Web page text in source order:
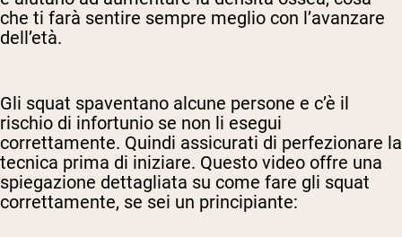
che ti farà sentire sempre meglio con l’avanzare
dell’età.
Gli squat spaventano alcune persone e c’è il
rischio di infortunio se non li esegui
correttamente. Quindi assicurati di perfezionare la
tecnica prima di iniziare. Questo video offre una
spiegazione dettagliata su come fare gli squat
correttamente, se sei un principiante: